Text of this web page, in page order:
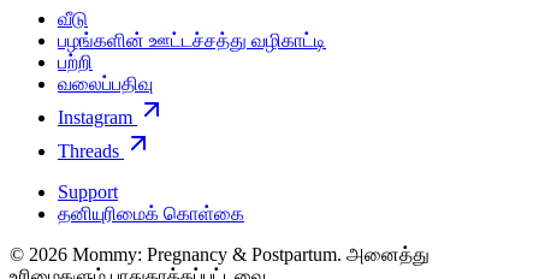
வீடு
பழங்களின் ஊட்டச்சத்து வழிகாட்டி
பற்றி
வலைப்பதிவு
Instagram
Threads
Support
தனியுரிமைக் கொள்கை
© 2026 Mommy: Pregnancy & Postpartum. அனைத்து